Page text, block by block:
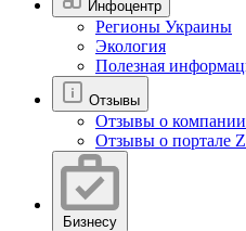
Инфоцентр
Регионы Украины
Экология
Полезная
Отзывы
Отзывы о
Отзывы о портале
Бизнесу